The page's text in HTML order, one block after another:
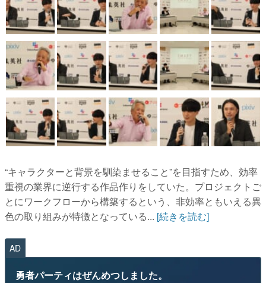
“キャラクターと背景を馴染ませること”を目指すため、効率
重視の業界に逆行する作品作りをしていた。プロジェクトご
とにワークフローから構築するという、非効率ともいえる異
色の取り組みが特徴となっている... [続きを読む]
AD
勇者パーティはぜんめつしました。